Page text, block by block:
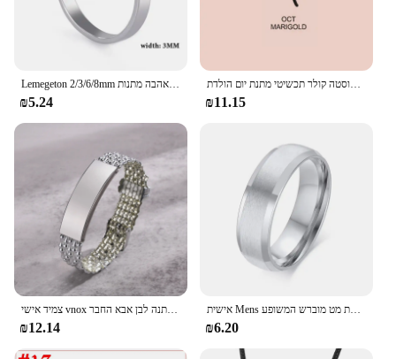
₪5.24
מותאם אישית שם פרח שרשרת עם אבן המזל תליון שרשרת לנשים אישית נירוסטה קולר תכשיטי מתנת יום הולדת
₪11.15
₪12.14
אישית Mens נירוסטה טבעת מט מוברש המשופע Edge Custom שם תאריך קואורדינטות לחרוט נישואים טבעות
₪6.20